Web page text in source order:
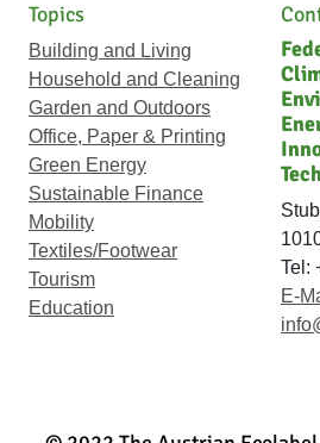
Topics
Building and Living
Household and Cleaning
Garden and Outdoors
Office, Paper & Printing
Green Energy
Sustainable Finance
Mobility
Textiles/Footwear
Tourism
Education
Tel:
E-